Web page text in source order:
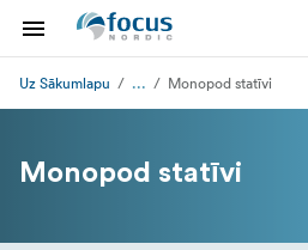
Uz Sākumlapu ... Monopod statīvi
Monopod statīvi